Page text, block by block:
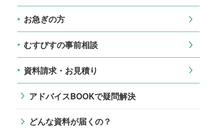
お急ぎの方
むすびすの事前相談
資料請求・お見積り
アドバイスBOOKで疑問解決
どんな資料が届くの？